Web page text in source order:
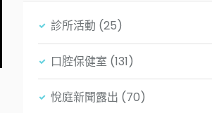
診所活動 (25)
口腔保健室 (131)
悅庭新聞露出 (70)